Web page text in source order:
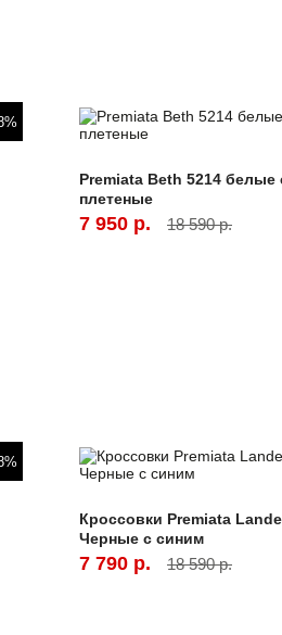
Premiata Beth 5214 белые
плетеные
7 950 р. 18 590 р.
Кроссовки Premiata
Черные с синим
7 790 р. 18 590 р.